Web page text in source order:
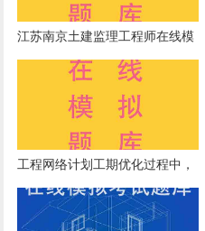
江苏南京土建监理工程师在线模
工程网络计划工期优化过程中，
首先应选择压缩持续时间的工作
是()的关键工作。